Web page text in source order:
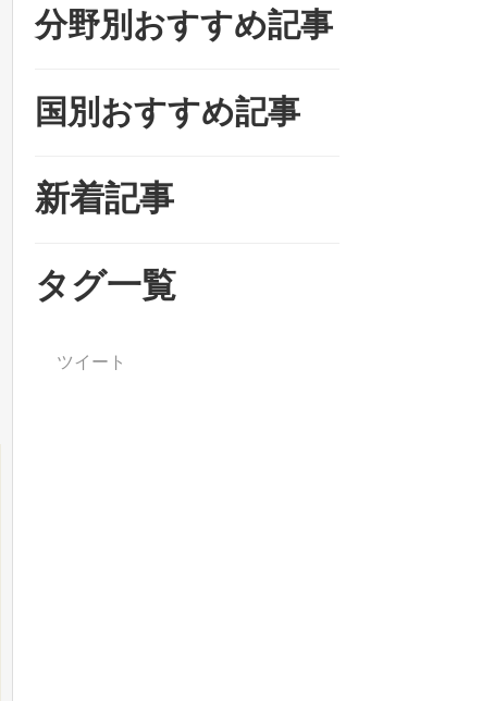
分野別おすすめ記事
国別おすすめ記事
新着記事
タグ一覧
ツイート